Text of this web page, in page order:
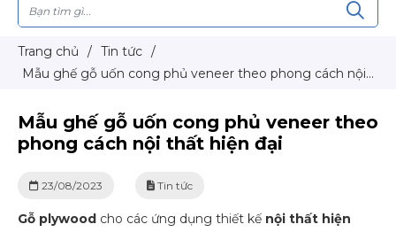
Trang chủ / Tin tức /
Mẫu ghế gỗ uốn cong phủ veneer theo phong cách nội
Mẫu ghế gỗ uốn cong phủ veneer theo
phong cách nội thất hiện đại
23/08/2023 Tin tức
Gỗ plywood cho các ứng dụng thiết kế nội thất hiện